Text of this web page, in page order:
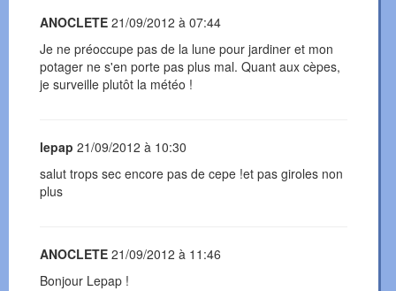
ANOCLETE 21/09/2012 à 07:44
Je ne préoccupe pas de la lune pour jardiner et mon
potager ne s'en porte pas plus mal. Quant aux cèpes,
je surveille plutôt la météo !
lepap 21/09/2012 à 10:30
salut trops sec encore pas de cepe !et pas giroles non
plus
ANOCLETE 21/09/2012 à 11:46
Bonjour Lepap !